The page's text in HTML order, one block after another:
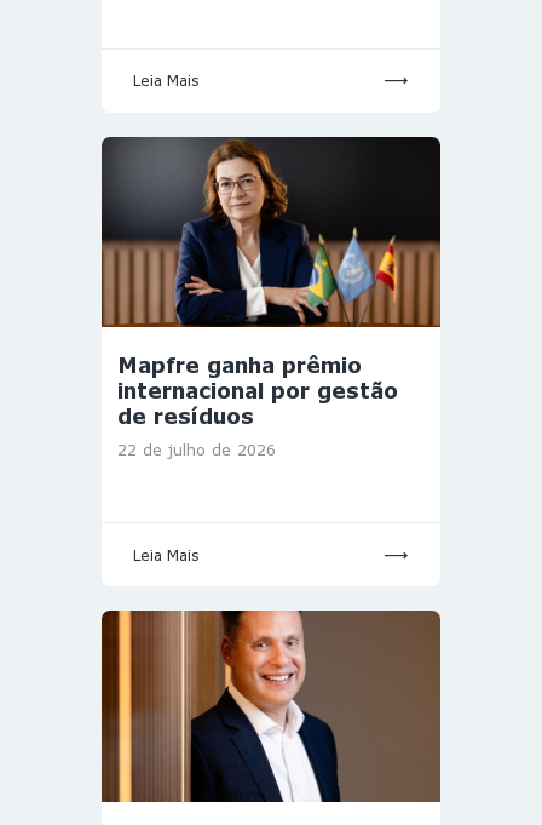
Leia Mais
Mapfre ganha prêmio
internacional por gestão
de resíduos
22 de julho de 2026
Leia Mais